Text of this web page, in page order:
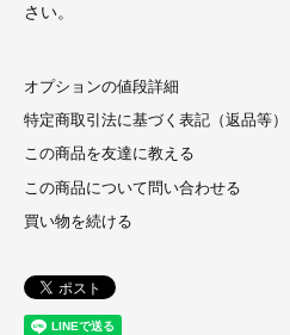
さい。
オプションの値段詳細
特定商取引法に基づく表記（返品等）
この商品を友達に教える
この商品について問い合わせる
買い物を続ける